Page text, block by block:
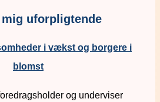
uforpligtende
i vækst og borgere i
blomst
og underviser